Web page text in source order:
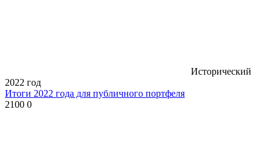
Исторический
2022 год
Итоги 2022 года для публичного портфеля
2100 0